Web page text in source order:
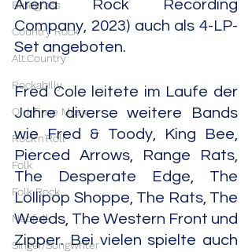
Bluegrass
Country Rock
Alt.Country
Rockabilly
Old Time Music
Rock'n'Roll
Folk
Folk Rock
Neofolk
Singer/Songwriter
Arena Rock Recording
Company, 2023) auch als 4-LP-
Set angeboten.
Fred Cole leitete im Laufe der
Jahre diverse weitere Bands
wie Fred & Toody, King Bee,
Pierced Arrows, Range Rats,
The Desperate Edge, The
Lollipop Shoppe, The Rats, The
Weeds, The Western Front und
Zipper. Bei vielen spielte auch